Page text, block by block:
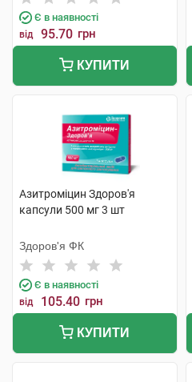
Є в наявності
від 95.70 грн
КУПИТИ
Азитроміцин Здоров'я
капсули 500 мг 3 шт
Здоров'я ФК
Є в наявності
від 105.40 грн
КУПИТИ